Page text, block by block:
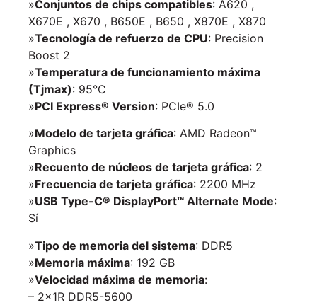
»Conjuntos de chips compatibles: A620 ,
X670E , X670 , B650E , B650 , X870E , X870
»Tecnología de refuerzo de CPU: Precision
Boost 2
»Temperatura de funcionamiento máxima
(Tjmax): 95°C
»PCI Express® Version: PCIe® 5.0
»Modelo de tarjeta gráfica: AMD Radeon™
Graphics
»Recuento de núcleos de tarjeta gráfica: 2
»Frecuencia de tarjeta gráfica: 2200 MHz
»USB Type-C® DisplayPort™ Alternate Mode:
Sí
»Tipo de memoria del sistema: DDR5
»Memoria máxima: 192 GB
»Velocidad máxima de memoria:
– 2x1R DDR5-5600